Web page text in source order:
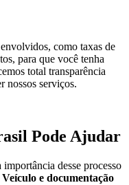
como taxas de
para que você tenha
total transparência
nossos serviços.
Pode Ajudar
importância desse processo
e documentação